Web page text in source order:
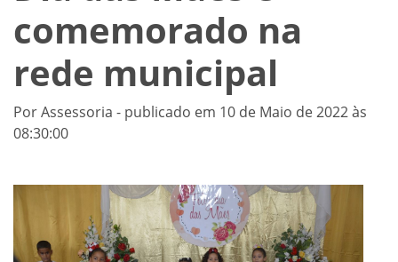
comemorado na
rede municipal
Por Assessoria - publicado em 10 de Maio de 2022 às
08:30:00